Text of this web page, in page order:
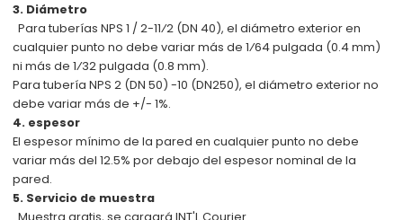
3. Diámetro
Para tuberías NPS 1 / 2-11⁄2 (DN 40), el diámetro exterior en
cualquier punto no debe variar más de 1⁄64 pulgada (0.4 mm)
ni más de 1⁄32 pulgada (0.8 mm).
Para tubería NPS 2 (DN 50) -10 (DN250), el diámetro exterior no
debe variar más de +/- 1%.
4. espesor
El espesor mínimo de la pared en cualquier punto no debe
variar más del 12.5% por debajo del espesor nominal de la
pared.
5. Servicio de muestra